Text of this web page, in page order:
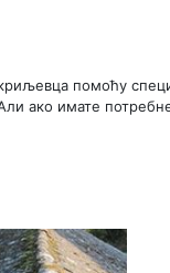
помоћу
ако имате